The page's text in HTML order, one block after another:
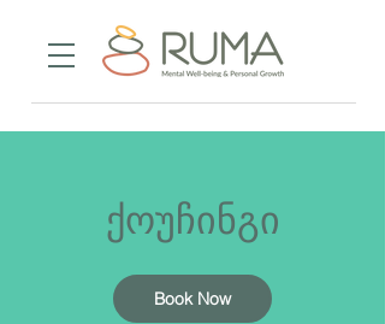
ქოუჩინგი
Book Now